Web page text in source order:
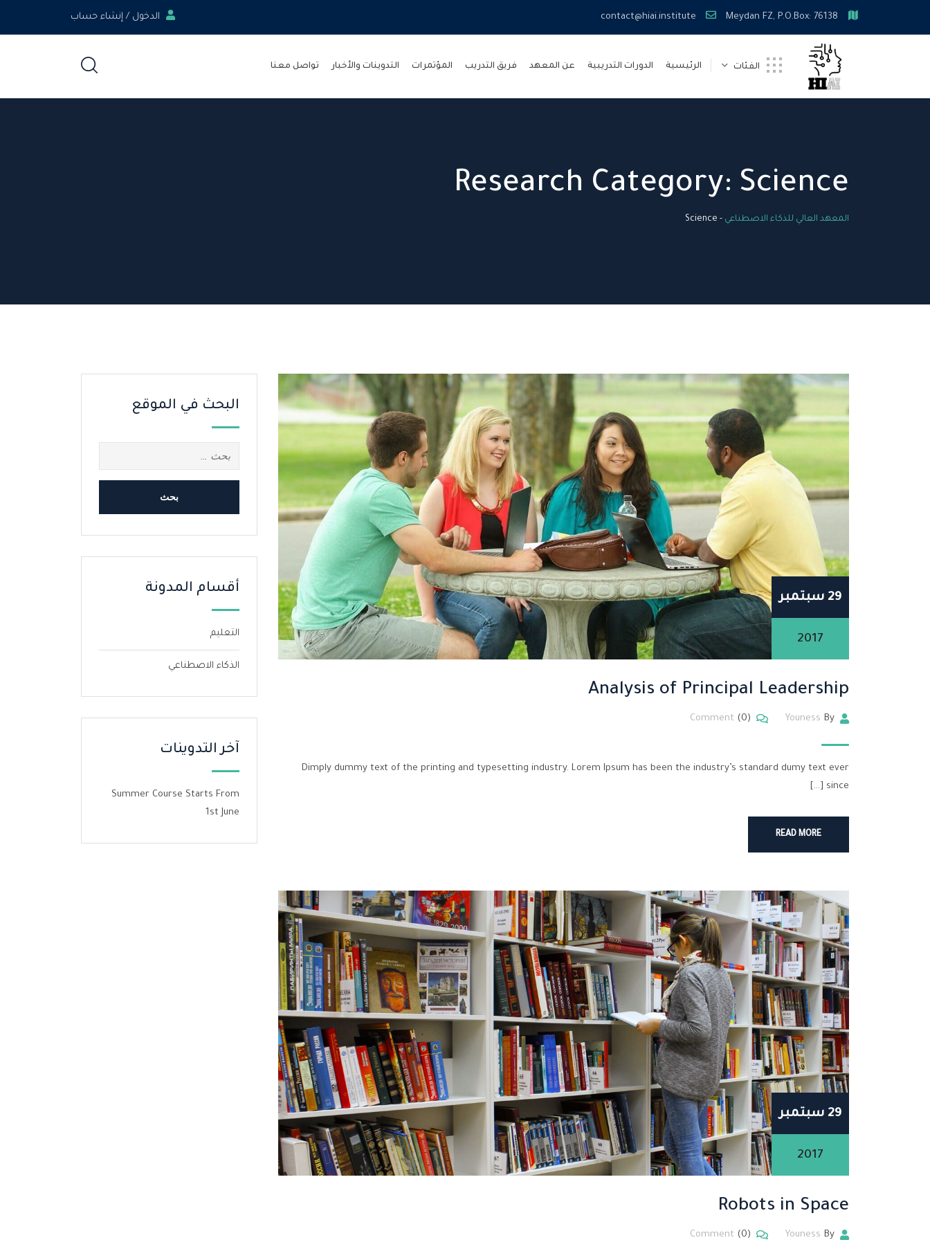
contact@hiai.institute الدخول / إنشاء حساب
الفئات الرئيسية الدورات التدريبية عن المعهد فريق التدريب المؤتمرات التدوينات والأخبار تواصل معنا
Research Category: Science
المعهد العالي للذكاء الاصطناعي -
Science
29 سبتمبر
2017
Analysis of Principal Leadership
By
Youness
(0)
Comment
Dimply dummy text of the printing and typesetting industry. Lorem Ipsum has been the industry’s standard dumy text ever
since […]
READ MORE
29 سبتمبر
2017
Robots in Space
By
Youness
(0)
Comment
البحث في الموقع
عن:
أقسام المدونة
التعليم
الذكاء الاصطناعي
آخر التدوينات
Summer Course Starts From
1st June